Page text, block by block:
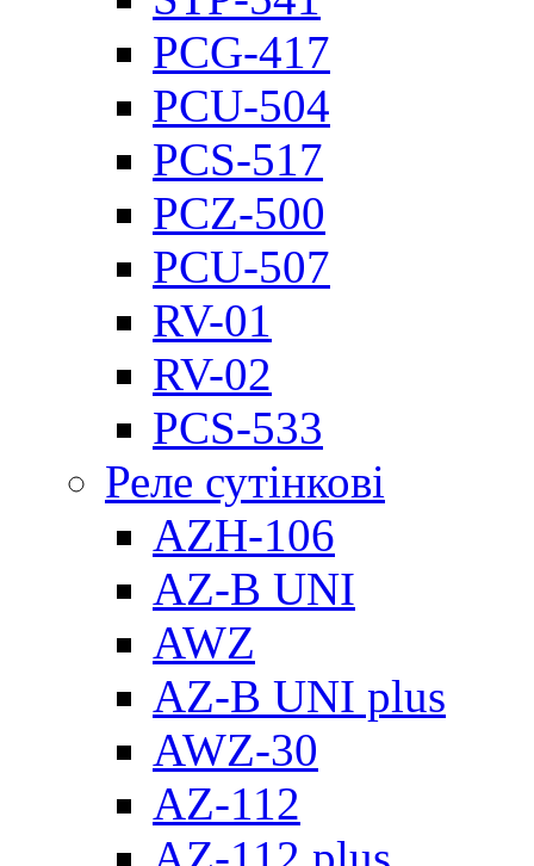
PCG-417
PCU-504
PCS-517
PCZ-500
PCU-507
RV-01
RV-02
PCS-533
Реле сутінкові
AZH-106
AZ-B UNI
AWZ
AZ-B UNI plus
AWZ-30
AZ-112